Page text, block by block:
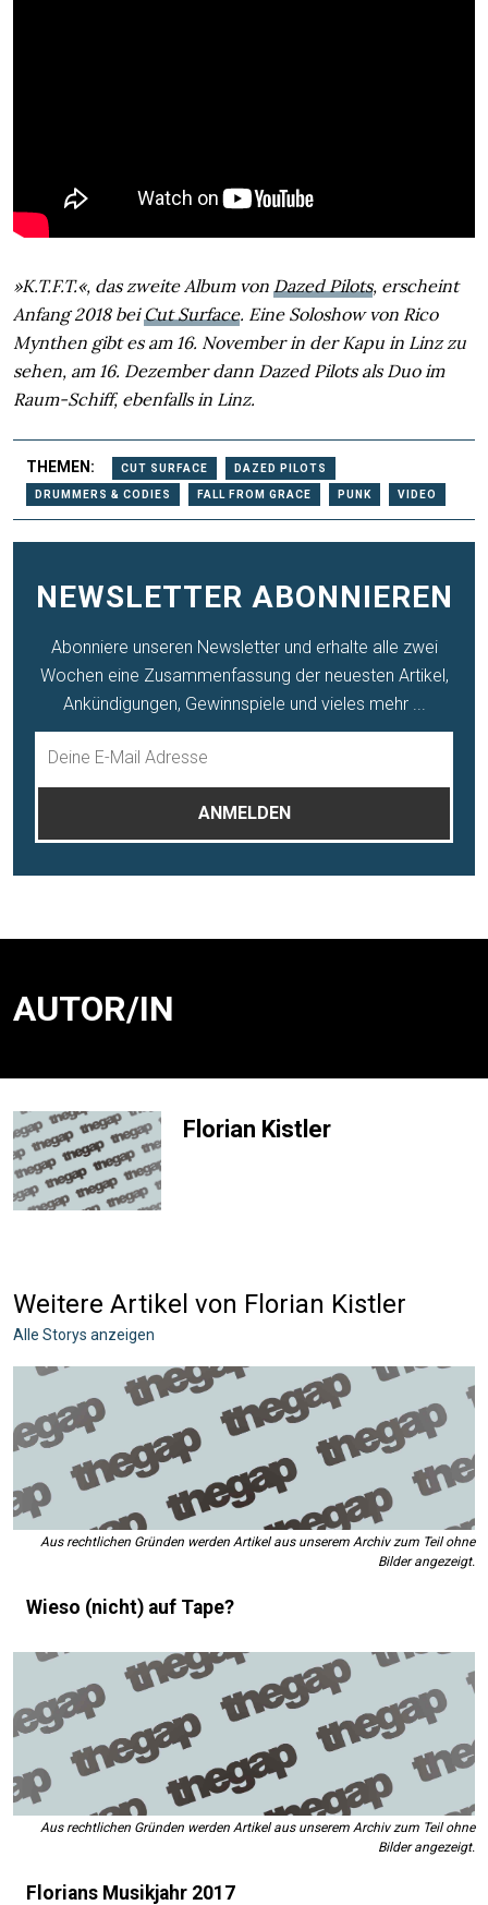
»K.T.F.T.«, das zweite Album von Dazed Pilots, erscheint
Anfang 2018 beiCut Surface. Eine Soloshow von Rico
Mynthen gibt es am 16. November in der Kapu in Linz zu
sehen, am 16. Dezember dann Dazed Pilots als Duo im
Raum-Schiff, ebenfalls in Linz.
THEMEN: CUT SURFACE DAZED PILOTS
DRUMMERS & CODIES FALL FROM GRACE PUNK VIDEO
NEWSLETTER ABONNIEREN
Abonniere unseren Newsletter und erhalte alle zwei
Wochen eine Zusammenfassung der neuesten Artikel,
Ankündigungen, Gewinnspiele und vieles mehr ...
AUTOR/IN
Florian Kistler
Weitere Artikel von Florian Kistler
Alle Storys anzeigen
Aus rechtlichen Gründen werden Artikel aus unserem Archiv zum Teil ohne
Bilder angezeigt.
Wieso (nicht) auf Tape?
Aus rechtlichen Gründen werden Artikel aus unserem Archiv zum Teil ohne
Bilder angezeigt.
Florians Musikjahr 2017